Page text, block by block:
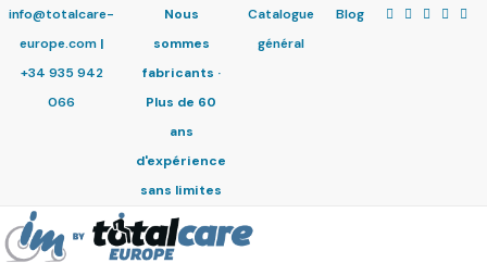
info@totalcare-
europe.com|
+34 935 942
066
Nous
sommes
fabricants ·
Plus de 60
ans
d'expérience
sans limites
Catalogue
général
Blog